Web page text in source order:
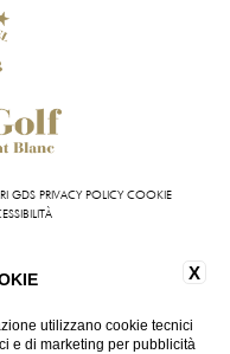
GDS PRIVACY POLICY COOKIE
093
X
utilizzano cookie tecnici
e di marketing per pubblicità